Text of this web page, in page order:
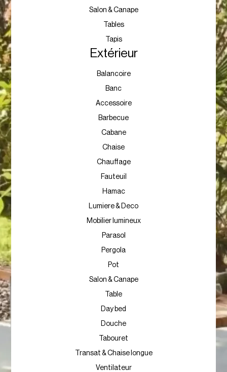
Salon & Canape
Tables
Tapis
Extérieur
Balancoire
Banc
Accessoire
Barbecue
Cabane
Chaise
Chauffage
Fauteuil
Hamac
Lumiere & Deco
Mobilier lumineux
Parasol
Pergola
Pot
Salon & Canape
Table
Day bed
Douche
Tabouret
Transat & Chaise longue
Ventilateur